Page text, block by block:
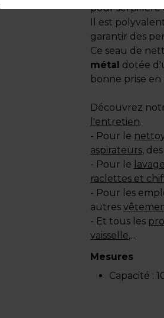
pour serpillère
Il est
garantir des
Ce seau de
métal dotée
bonne prise en
Découvrez
l'entretien.
- Pour le
aspirateurs, des
- Pour le
raclettes et
- Pour les
autres
- Et tous les
vaisselle,...
Mesures
Capacité :